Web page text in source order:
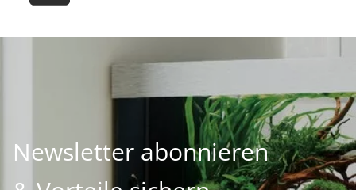
Newsletter abonnieren